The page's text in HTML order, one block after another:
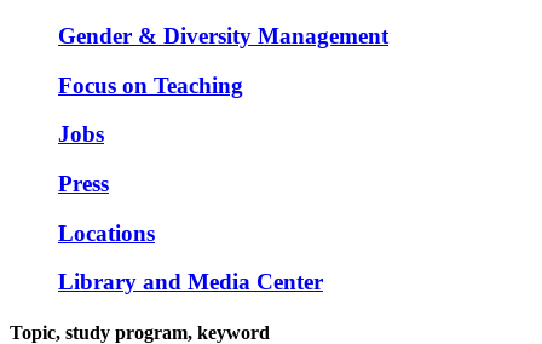
Gender & Diversity Management
Focus on Teaching
Jobs
Press
Locations
Library and Media Center
Topic, study program, keyword